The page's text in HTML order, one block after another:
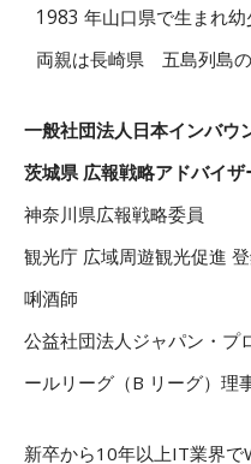
1983 年山口県で生まれ幼
両親は長崎県 五島列島の
一般社団法人日本インバウ
茨城県 広報戦略アドバイ
神奈川県広報戦略委員
観光庁 広域周遊観光促進
唎酒師
公益社団法人ジャパン・プ
ールリーグ（B リーグ）理
新卒から10年以上IT業界で